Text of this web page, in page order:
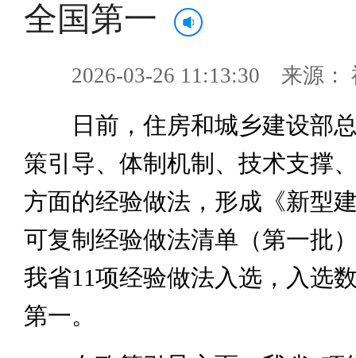
全国第一
2026-03-26 11:13:30 来源：
日前，住房和城乡建设部总
策引导、体制机制、技术支撑
方面的经验做法，形成《新型
可复制经验做法清单（第一批
我省11项经验做法入选，入选
第一。